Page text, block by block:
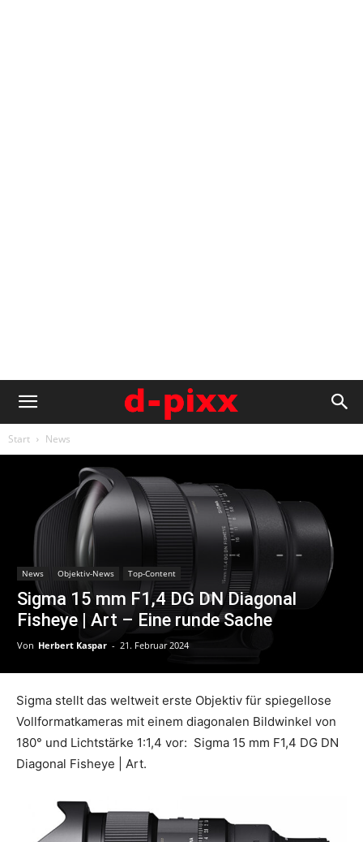
Start News
News Objektiv-News Top-Content
Sigma 15 mm F1,4 DG DN Diagonal
Fisheye | Art – Eine runde Sache
Von Herbert Kaspar - 21. Februar 2024
Sigma stellt das weltweit erste Objektiv für spiegellose
Vollformatkameras mit einem diagonalen Bildwinkel von
180° und Lichtstärke 1:1,4 vor: Sigma 15 mm F1,4 DG DN
Diagonal Fisheye | Art.